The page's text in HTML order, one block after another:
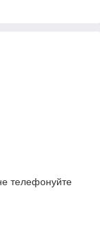
телефонуйте